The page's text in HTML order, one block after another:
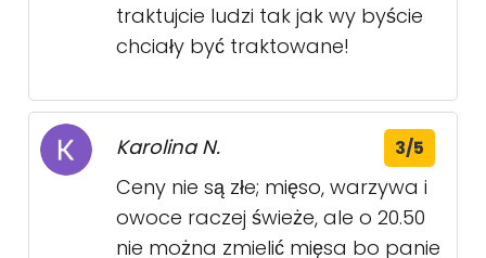
traktujcie ludzi tak jak wy byście
chciały być traktowane!
Karolina N. 3/5
Ceny nie są złe; mięso, warzywa i
owoce raczej świeże, ale o 20.50
nie można zmielić mięsa bo panie